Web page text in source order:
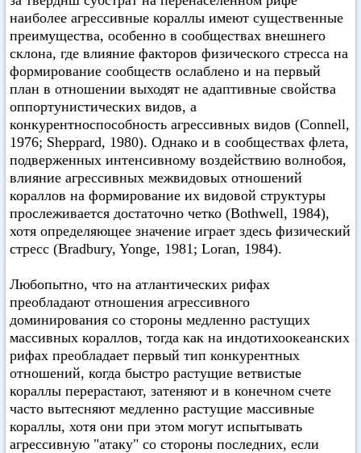
наиболее агрессивные кораллы имеют существенные
преимущества, особенно в сообществах внешнего
склона, где влияние факторов физического стресса на
формирование сообществ ослаблено и на первый
план в отношении выходят не адаптивные свойства
оппортунистических видов, а
конкурентноспособность агрессивных видов (Connell,
1976; Sheppard, 1980). Однако и в сообществах флета,
подверженных интенсивному воздействию волнобоя,
влияние агрессивных межвидовых отношений
кораллов на формирование их видовой структуры
прослеживается достаточно четко (Bothwell, 1984),
хотя определяющее значение играет здесь физический
стресс (Bradbury, Yonge, 1981; Loran, 1984).
Любопытно, что на атлантических рифах
преобладают отношения агрессивного
доминирования со стороны медленно растущих
массивных кораллов, тогда как на индотихоокеанских
рифах преобладает первый тип конкурентных
отношений, когда быстро растущие ветвистые
кораллы перерастают, затеняют и в конечном счете
часто вытесняют медленно растущие массивные
кораллы, хотя они при этом могут испытывать
агрессивную "атаку" со стороны последних, если